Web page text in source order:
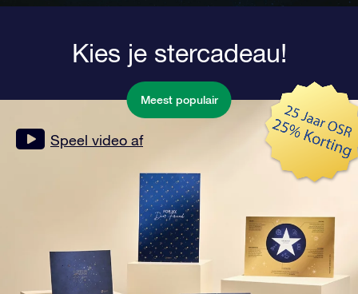
Kies je stercadeau!
Meest populair
Speel video af